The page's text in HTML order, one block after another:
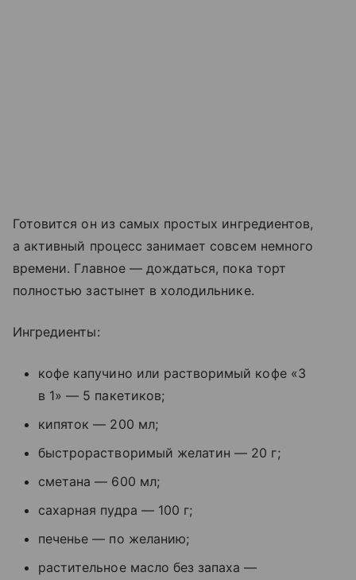
Готовится он из самых простых ингредиентов,
а активный процесс занимает совсем немного
времени. Главное — дождаться, пока торт
полностью застынет в холодильнике.
Ингредиенты:
кофе капучино или растворимый кофе «3
в 1» — 5 пакетиков;
кипяток — 200 мл;
быстрорастворимый желатин — 20 г;
сметана — 600 мл;
сахарная пудра — 100 г;
печенье — по желанию;
растительное масло без запаха —